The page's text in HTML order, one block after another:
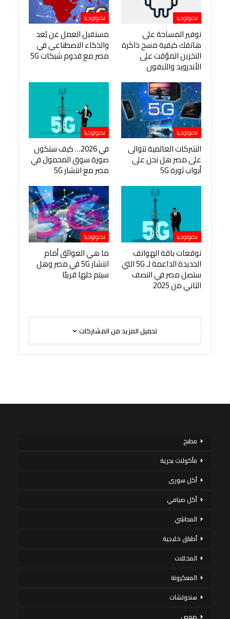
تكنولوجيا
توفير المساحة على
هاتفك كيفية مسح ذاكرة
التخزين المؤقت على
الأندرويد والآيفون
تكنولوجيا
مستقبل العمل عن بُعد
والذكاء الاصطناعي في
مصر مع قدوم شبكات 5G
تكنولوجيا
الشركات العالمية تتوالى
على مصر هل نحن على
أبواب ثورة 5G
تكنولوجيا
في 2026… كيف ستكون
صورة سوق المحمول في
مصر مع انتشار 5G
تكنولوجيا
توقعات باقة الهواتف
الجديدة الداعمة لـ 5G التي
ستصل مصر في النصف
الثاني من 2025
تكنولوجيا
ما هي العوائق أمام
انتشار 5G في مصر وهل
سيتم حلها قريبًا
تحميل المزيد من المشاركات
مطبخ
مأكولات بحرية
أكل سورى
أكل صيامي
المحاشي
أطباق خليجية
المخللات
المعكرونة
سندوتشات
صوص